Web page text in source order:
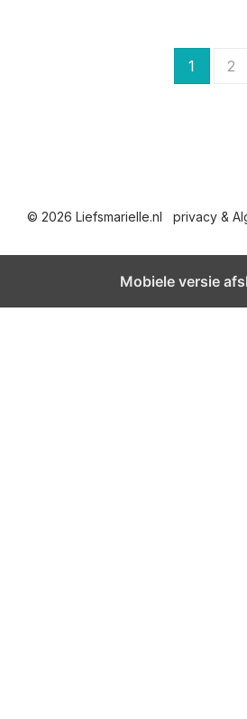
h
t
1 2
© 2026 Liefsmarielle.nl privacy &
Mobiele versie